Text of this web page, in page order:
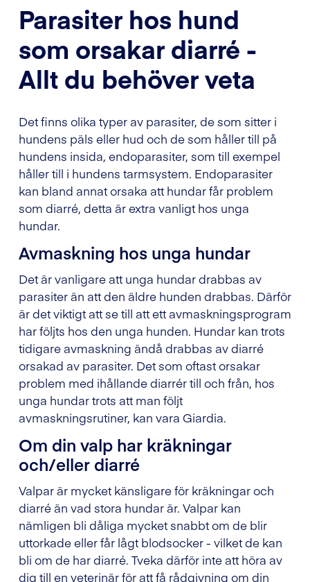
Parasiter hos hund
som orsakar diarré -
Allt du behöver veta
Det finns olika typer av parasiter, de som sitter i
hundens päls eller hud och de som håller till på
hundens insida, endoparasiter, som till exempel
håller till i hundens tarmsystem. Endoparasiter
kan bland annat orsaka att hundar får problem
som diarré, detta är extra vanligt hos unga
hundar.
Avmaskning hos unga hundar
Det är vanligare att unga hundar drabbas av
parasiter än att den äldre hunden drabbas. Därför
är det viktigt att se till att ett avmaskningsprogram
har följts hos den unga hunden. Hundar kan trots
tidigare avmaskning ändå drabbas av diarré
orsakad av parasiter. Det som oftast orsakar
problem med ihållande diarrér till och från, hos
unga hundar trots att man följt
avmaskningsrutiner, kan vara Giardia.
Om din valp har kräkningar
och/eller diarré
Valpar är mycket känsligare för kräkningar och
diarré än vad stora hundar är. Valpar kan
nämligen bli dåliga mycket snabbt om de blir
uttorkade eller får lågt blodsocker - vilket de kan
bli om de har diarré. Tveka därför inte att höra av
dig till en veterinär för att få rådgivning om din